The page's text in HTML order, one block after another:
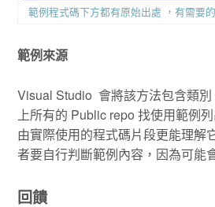
範例程式碼下方都有原始出處 ，有需要
範例來源
Visual Studio 會將該方法包含類
上所有的 Public repo 找使用範例
由實際使用的程式碼片段更能理解
者要自行判斷範例內容，因為可能
回饋